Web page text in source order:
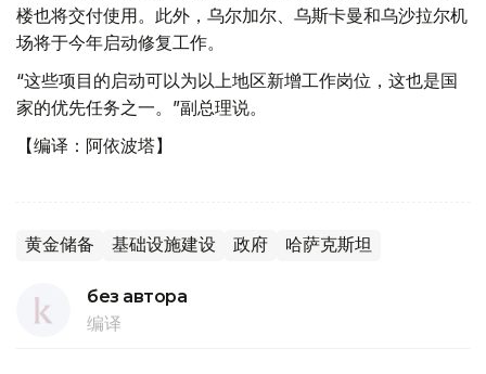
楼也将交付使用。此外，乌尔加尔、乌斯卡曼和乌沙拉尔机
场将于今年启动修复工作。
“这些项目的启动可以为以上地区新增工作岗位，这也是国
家的优先任务之一。”副总理说。
【编译：阿依波塔】
黄金储备 基础设施建设 政府 哈萨克斯坦
без автора
编译